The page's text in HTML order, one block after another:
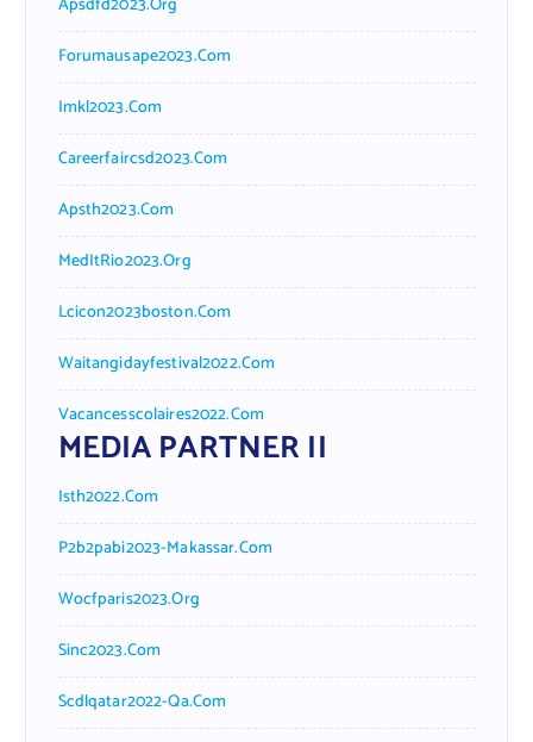
Forumausape2023.com
Imkl2023.com
Careerfaircsd2023.com
Apsth2023.com
MedItRio2023.org
Lcicon2023boston.com
Waitangidayfestival2022.com
Vacancesscolaires2022.com
MEDIA PARTNER II
Isth2022.com
P2b2pabi2023-Makassar.com
Wocfparis2023.org
Sinc2023.com
Scdlqatar2022-Qa.com